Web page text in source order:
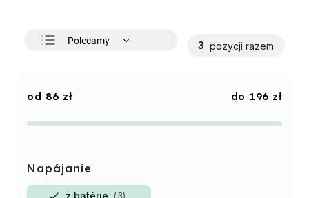
Polecamy
Alfabetycznie
3 pozycji razem
86 zł 196 zł
Napájanie
z batérie 3